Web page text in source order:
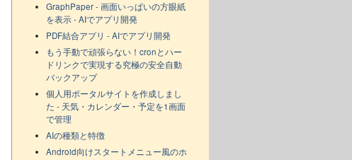
GraphPaper - 画面いっぱいの方眼紙
を表示 - AIでアプリ開発
PDF結合アプリ - AIでアプリ開発
もう手動で頑張らない！cronとハー
ドリンクで実現する究極の安全自動
バックアップ
個人用ポータルサイトを作成しまし
た - 天気・カレンダー・予定を1画面
で管理
AIの種類と特徴
Android向けスタートメニュー風のホ